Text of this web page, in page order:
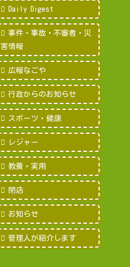
Daily Digest
事件・事故・不審者・災
害情報
広報なごや
行政からのお知らせ
スポーツ・健康
レジャー
教養・実用
閉店
お知らせ
管理人が紹介します